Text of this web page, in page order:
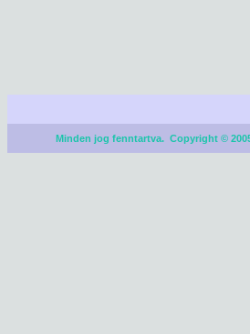
Minden jog fenntartva. Copyright ©